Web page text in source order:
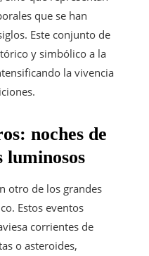
que se han
Este conjunto de
y simbólico a la
la vivencia
noches de
luminosos
otro de los grandes
Estos eventos
corrientes de
o asteroides,